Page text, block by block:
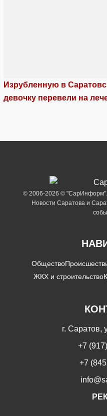
Изрубленную в
девочку перевели на
© 2006-2026 ©
Новости Саратова и
Общество
ЖКХ и строительство
г. Саратов,
+7
+7